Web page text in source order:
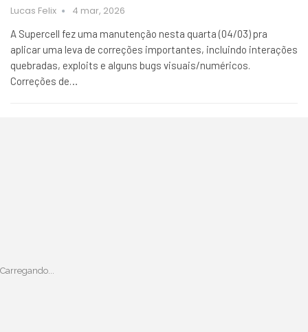
Lucas Felix 4 mar, 2026
A Supercell fez uma manutenção nesta quarta (04/03) pra
aplicar uma leva de correções importantes, incluindo interações
quebradas, exploits e alguns bugs visuais/numéricos.
Correções de…
Carregando...